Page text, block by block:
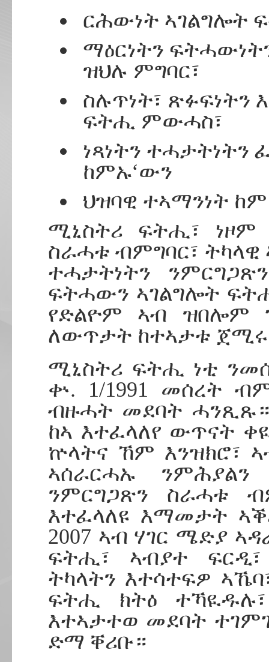
ርሕውነት ኣገልግሎት
ማዕርነትን
ዝህሉ ምግባር፣
ስሉጥነት፣ ጽፉፍነትን
ፍትሒ ምውሓስ፣
ነጻነትን ተሓታትነትን
ከምኡ‘ውን
ህዝባዊ ተኣማንነት
ሚኒስትሪ ፍትሒ፣
ስራሓቱ ብምግባር፣
ተሓታትነትን
ፍትሓውን ኣገልግሎት
የድልዮም ኣብ ዝበሎም
ለውጥታት ከተኣታቱ
ሚኒስትሪ ፍትሒ ነቲ
ቍ. 1/1991 መሰረት
ብዙሓት መደባት
ከኣ እተፈላለየ ውጥናት
ኵላትና ኸም እንዝክሮ፣
ኣሰራርሓኡ
ንምርግጋጽን ስራሓቱ
እተፈላለዩ እማመታት
2007 ኣብ ሃገር ሜድያ
ፍትሒ፣ ኣብያተ
ትካላትን እተሳተፍዎ
ፍትሒ ክትዕ
እተኣታተወ መደባት
ድማ ቐሪቡ።